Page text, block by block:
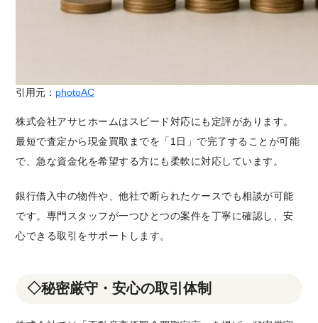
引用元： photoAC
株式会社アサヒホームはスピード対応にも定評があります。
最短で査定から現金買取までを「1日」で完了することが可能
で、急な資金化を希望する方にも柔軟に対応しています。
銀行借入中の物件や、他社で断られたケースでも相談が可能
です。専門スタッフが一つひとつの案件を丁寧に確認し、安
心できる取引をサポートします。
◇秘密厳守・安心の取引体制